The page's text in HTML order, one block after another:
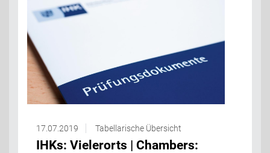
17.07.2019 Tabellarische Übersicht
IHKs: Vielerorts | Chambers: